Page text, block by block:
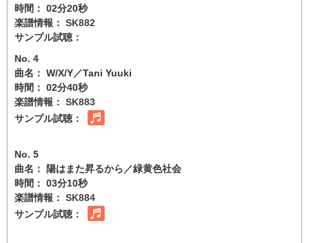
時間： 02分20秒
楽譜情報： SK882
サンプル試聴：
No. 4
曲名： W/X/Y／Tani Yuuki
時間： 02分40秒
楽譜情報： SK883
サンプル試聴：
No. 5
曲名： 陽はまた昇るから／緑黄色社会
時間： 03分10秒
楽譜情報： SK884
サンプル試聴：